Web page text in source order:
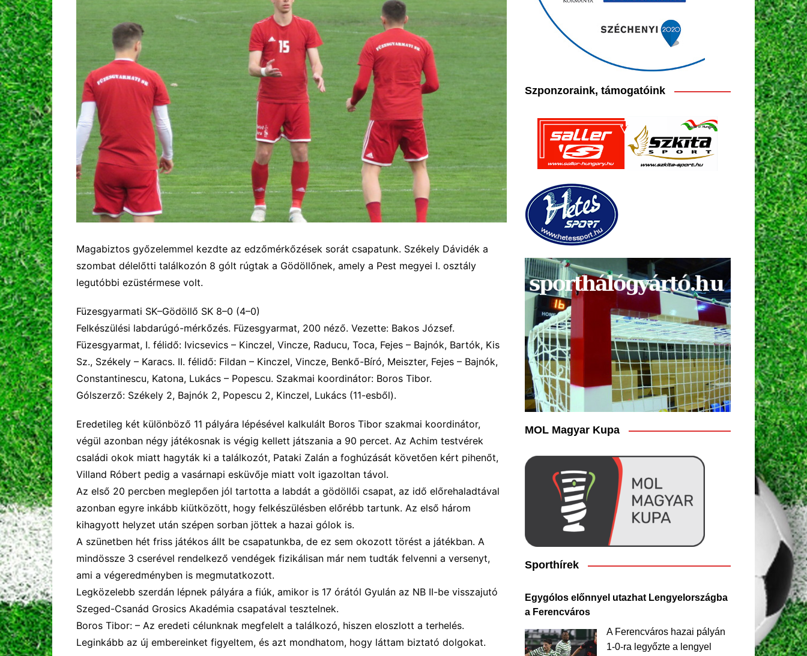
2025
2026
Magabiztos győzelemmel kezdte az edzőmérkőzések sorát csapatunk. Székely Dávidék a
szombat délelőtti találkozón 8 gólt rúgtak a Gödöllőnek, amely a Pest megyei I. osztály
legutóbbi ezüstérmese volt.
Füzesgyarmati SK–Gödöllő SK 8–0 (4–0)
Felkészülési labdarúgó-mérkőzés. Füzesgyarmat, 200 néző. Vezette: Bakos József.
Füzesgyarmat, I. félidő: Ivicsevics – Kinczel, Vincze, Raducu, Toca, Fejes – Bajnók, Bartók, Kis
Sz., Székely – Karacs. II. félidő: Fildan – Kinczel, Vincze, Benkő-Bíró, Meiszter, Fejes – Bajnók,
Constantinescu, Katona, Lukács – Popescu. Szakmai koordinátor: Boros Tibor.
Gólszerző: Székely 2, Bajnók 2, Popescu 2, Kinczel, Lukács (11-esből).
Eredetileg két különböző 11 pályára lépésével kalkulált Boros Tibor szakmai koordinátor,
végül azonban négy játékosnak is végig kellett játszania a 90 percet. Az Achim testvérek
családi okok miatt hagyták ki a találkozót, Pataki Zalán a foghúzását követően kért pihenőt,
Villand Róbert pedig a vasárnapi esküvője miatt volt igazoltan távol.
Az első 20 percben meglepően jól tartotta a labdát a gödöllői csapat, az idő előrehaladtával
azonban egyre inkább kiütközött, hogy felkészülésben előrébb tartunk. Az első három
kihagyott helyzet után szépen sorban jöttek a hazai gólok is.
A szünetben hét friss játékos állt be csapatunkba, de ez sem okozott törést a játékban. A
mindössze 3 cserével rendelkező vendégek fizikálisan már nem tudták felvenni a versenyt,
ami a végeredményben is megmutatkozott.
Legközelebb szerdán lépnek pályára a fiúk, amikor is 17 órától Gyulán az NB II-be visszajutó
Szeged-Csanád Grosics Akadémia csapatával tesztelnek.
Boros Tibor: – Az eredeti célunknak megfelelt a találkozó, hiszen eloszlott a terhelés.
Leginkább az új embereinket figyeltem, és azt mondhatom, hogy láttam biztató dolgokat.
Szponzoraink, támogatóink
MOL Magyar Kupa
Sporthírek
Egygólos előnnyel utazhat Lengyelországba
a Ferencváros
A Ferencváros hazai pályán
1-0-ra legyőzte a lengyel